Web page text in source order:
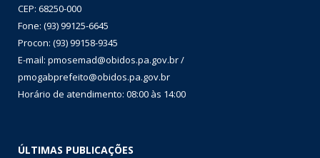
CEP: 68250-000
Fone: (93) 99125-6645
Procon: (93) 99158-9345
E-mail: pmosemad@obidos.pa.gov.br /
pmogabprefeito@obidos.pa.gov.br
Horário de atendimento: 08:00 às 14:00
ÚLTIMAS PUBLICAÇÕES